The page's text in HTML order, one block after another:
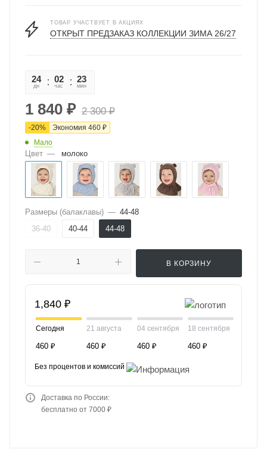
ТОВАР УЧАСТВУЕТ В АКЦИЯХ
ОТКРЫТ ПРЕДЗАКАЗ КОЛЛЕКЦИИ ЗИМА 26/27
24
дн
02
час
23
мин
1 840 ₽ 2 300₽
-20% Экономия 460 ₽
Мало
Цвет — молоко
Размеры (балаклавы) — 44-48
36-40
40-44 44-48
В КОРЗИНУ
1,840 ₽
Сегодня
460 ₽
21 августа
460 ₽
04 сентября
460 ₽
18 сентября
460 ₽
Без процентов и комиссий
Доставка по России:
бесплатно от 7000 ₽